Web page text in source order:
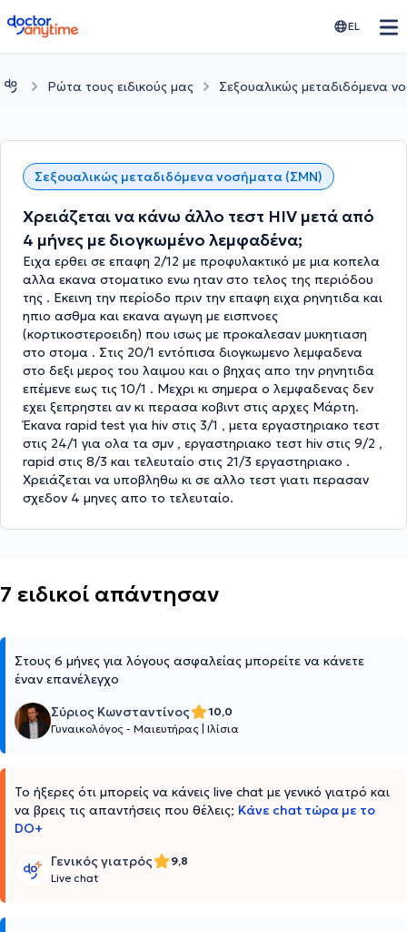
doctoranytime EL
Ρώτα τους ειδικούς μας Σεξουαλικώς μεταδιδόμενα
Σεξουαλικώς μεταδιδόμενα νοσήματα (ΣΜΝ)
Χρειάζεται να κάνω άλλο τεστ HIV μετά από
4 μήνες με διογκωμένο λεμφαδένα;
Ειχα ερθει σε επαφη 2/12 με προφυλακτικό με μια κοπελα
αλλα εκανα στοματικο ενω ηταν στο τελος της περιόδου
της . Εκεινη την περίοδο πριν την επαφη ειχα ρηνητιδα και
ηπιο ασθμα και εκανα αγωγη με εισπνοες
(κορτικοστεροειδη) που ισως με προκαλεσαν μυκητιαση
στο στομα . Στις 20/1 εντόπισα διογκωμενο λεμφαδενα
στο δεξι μερος του λαιμου και ο βηχας απο την ρηνητιδα
επέμενε εως τις 10/1 . Μεχρι κι σημερα ο λεμφαδενας δεν
εχει ξεπρηστει αν κι περασα κοβιντ στις αρχες Μάρτη.
Έκανα rapid test για hiv στις 3/1 , μετα εργαστηριακο τεστ
στις 24/1 για ολα τα σμν , εργαστηριακο τεστ hiv στις 9/2 ,
rapid στις 8/3 και τελευταίο στις 21/3 εργαστηριακο .
Χρειάζεται να υποβληθω κι σε αλλο τεστ γιατι περασαν
σχεδον 4 μηνες απο το τελευταίο.
7 ειδικοί απάντησαν
Στους 6 μήνες για λόγους ασφαλείας μπορείτε να κάνετε
έναν επανέλεγχο
Σύριος Κωνσταντίνος
10,0
Γυναικολόγος - Μαιευτήρας Ιλίσια
Το ήξερες ότι μπορείς να κάνεις live chat με γενικό γιατρό και
να βρεις τις απαντήσεις που θέλεις; Κάνε chat τώρα με το
DO+
Γενικός γιατρός
9,8
Live chat